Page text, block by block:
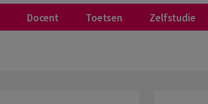
Docent Toetsen Zelfstudie